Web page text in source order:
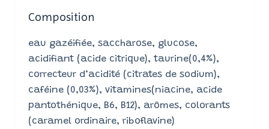
Composition
eau gazéifiée, saccharose, glucose,
acidifiant (acide citrique), taurine(0,4%),
correcteur d’acidité (citrates de sodium),
caféine (0,03%), vitamines(niacine, acide
pantothénique, B6, B12), arômes, colorants
(caramel ordinaire, riboflavine)